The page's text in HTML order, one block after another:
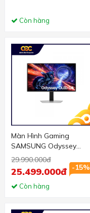
Còn hàng
Màn Hình Gaming
SAMSUNG Odyssey
OLED G6 G60SF
LS27FG602SEXXV (27
inch - OLED - 2K -
500Hz - 0.03ms)
29.990.000đ
-15%
25.499.000đ
Còn hàng